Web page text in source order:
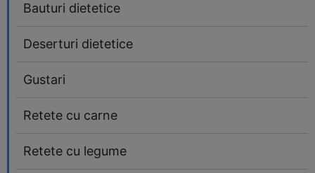
Bauturi dietetice
Deserturi dietetice
Gustari
Retete cu carne
Retete cu legume